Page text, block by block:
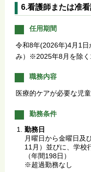
6.看護師または准
任用期間
令和8年(2026年)4月1
み）※2025年8月を除く
職務内容
医療的ケアが必要な児
勤務条件
勤務日
月曜日から金曜日及
11月）並びに、学校
（年間198日）
※超過勤務なし